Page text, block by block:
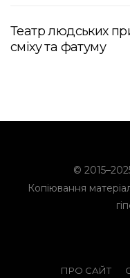
Театр людських
сміху та фатуму
©
Копіювання
ПРО САЙТ